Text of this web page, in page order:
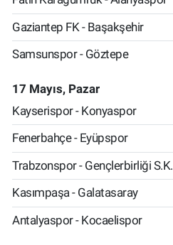
Gaziantep FK - Başakşehir
Samsunspor - Göztepe
17 Mayıs, Pazar
Kayserispor - Konyaspor
Fenerbahçe - Eyüpspor
Trabzonspor - Gençlerbirliği S.K.
Kasımpaşa - Galatasaray
Antalyaspor - Kocaelispor